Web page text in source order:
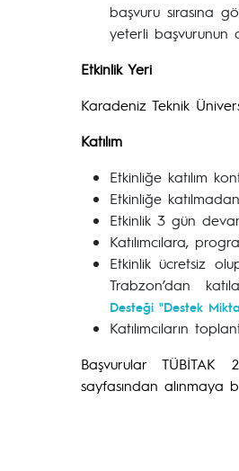
başvuru sırasına
yeterli başvurunun
Etkinlik Yeri
Karadeniz Teknik
Katılım
Etkinliğe katılım
Etkinliğe
Etkinlik 3 gün
Katılımcılara,
Etkinlik ücretsiz
Trabzon’dan
Desteği "Destek
Katılımcıların
Başvurular TÜBİTAK
sayfasından alınmaya